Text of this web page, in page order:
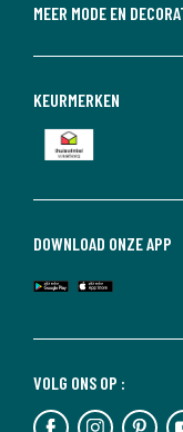
MEER MODE EN
VOLG ONS OP :
DOWNLOAD ONZE APP
KEURMERKEN